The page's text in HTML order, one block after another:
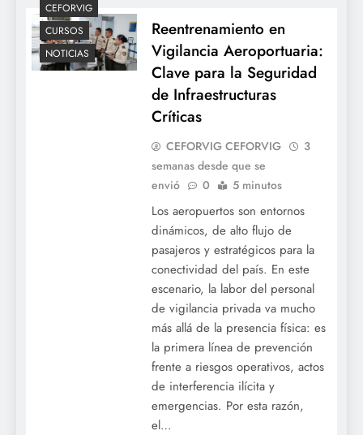
CEFORVIG
CURSOS
NOTICIAS
Reentrenamiento en
Vigilancia Aeroportuaria:
Clave para la Seguridad
de Infraestructuras
Críticas
CEFORVIG CEFORVIG
3
semanas desde que se
envió
0 5 minutos
Los aeropuertos son entornos
dinámicos, de alto flujo de
pasajeros y estratégicos para la
conectividad del país. En este
escenario, la labor del personal
de vigilancia privada va mucho
más allá de la presencia física: es
la primera línea de prevención
frente a riesgos operativos, actos
de interferencia ilícita y
emergencias. Por esta razón,
el…